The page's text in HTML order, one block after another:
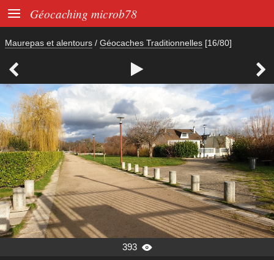
 Géocaching microb78
Maurepas et alentours / Géocaches Traditionnelles [16/80]
  
393 